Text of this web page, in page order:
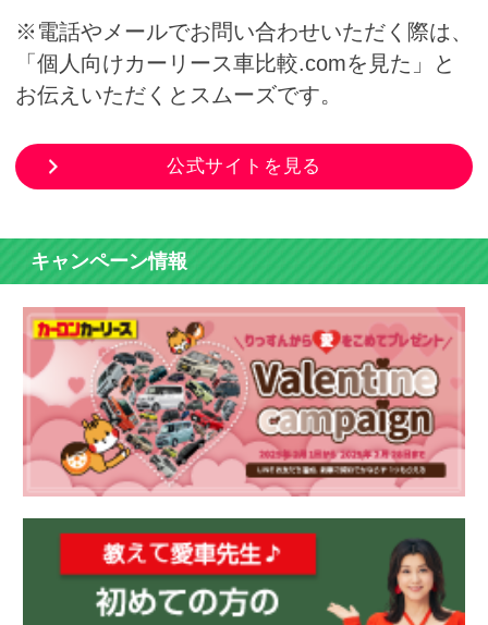
※電話やメールでお問い合わせいただく際は、
「個人向けカーリース車比較.comを見た」と
お伝えいただくとスムーズです。
公式サイトを見る
キャンペーン情報